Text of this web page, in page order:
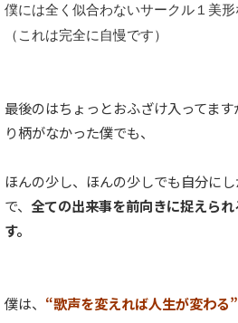
僕には全く似合わないサークル１美
（これは完全に自慢です）
最後のはちょっとおふざけ入ってま
り柄がなかった僕でも、
ほんの少し、ほんの少しでも自分に
で、 全ての出来事を前向きに捉えら
す。
僕は、 “歌声を変えれば人生が変わる”